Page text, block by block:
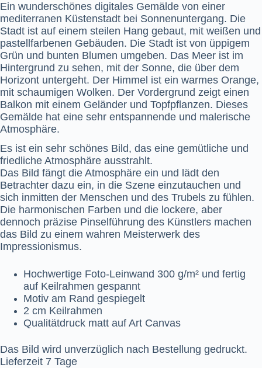
Ein wunderschönes digitales Gemälde von einer
mediterranen Küstenstadt bei Sonnenuntergang. Die
Stadt ist auf einem steilen Hang gebaut, mit weißen und
pastellfarbenen Gebäuden. Die Stadt ist von üppigem
Grün und bunten Blumen umgeben. Das Meer ist im
Hintergrund zu sehen, mit der Sonne, die über dem
Horizont untergeht. Der Himmel ist ein warmes Orange,
mit schaumigen Wolken. Der Vordergrund zeigt einen
Balkon mit einem Geländer und Topfpflanzen. Dieses
Gemälde hat eine sehr entspannende und malerische
Atmosphäre.
Es ist ein sehr schönes Bild, das eine gemütliche und
friedliche Atmosphäre ausstrahlt.
Das Bild fängt die Atmosphäre ein und lädt den
Betrachter dazu ein, in die Szene einzutauchen und
sich inmitten der Menschen und des Trubels zu fühlen.
Die harmonischen Farben und die lockere, aber
dennoch präzise Pinselführung des Künstlers machen
das Bild zu einem wahren Meisterwerk des
Impressionismus.
Hochwertige Foto-Leinwand 300 g/m² und fertig
auf Keilrahmen gespannt
Motiv am Rand gespiegelt
2 cm Keilrahmen
Qualitätdruck matt auf Art Canvas
Das Bild wird unverzüglich nach Bestellung gedruckt.
Lieferzeit 7 Tage